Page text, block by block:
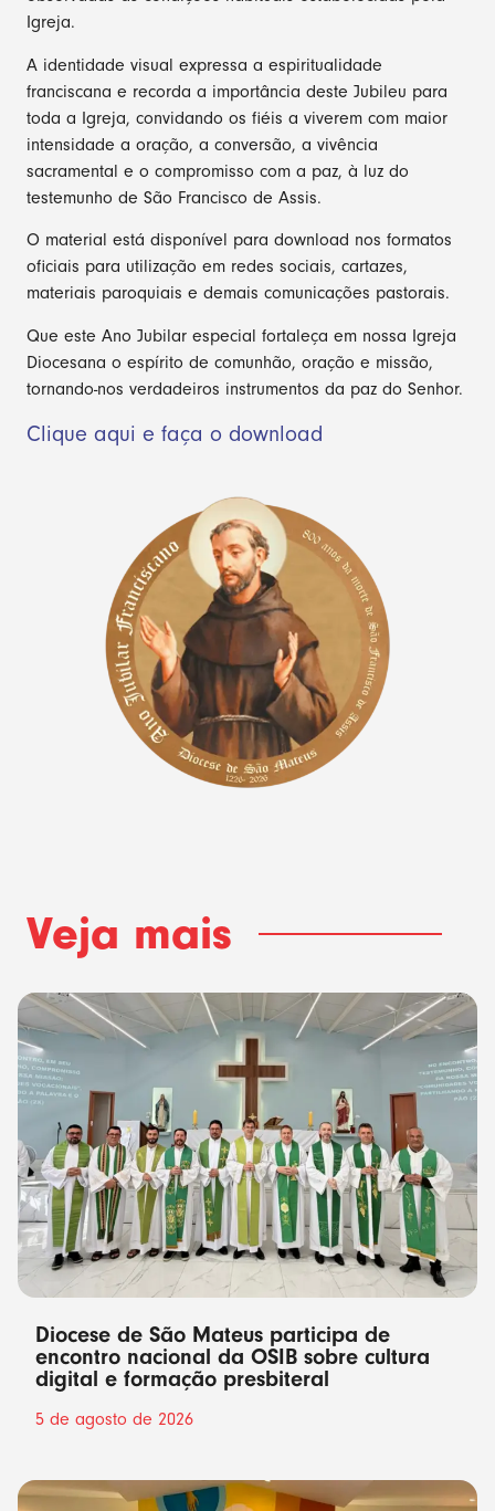
Igreja.
A identidade visual expressa a espiritualidade
franciscana e recorda a importância deste Jubileu para
toda a Igreja, convidando os fiéis a viverem com maior
intensidade a oração, a conversão, a vivência
sacramental e o compromisso com a paz, à luz do
testemunho de São Francisco de Assis.
O material está disponível para download nos formatos
oficiais para utilização em redes sociais, cartazes,
materiais paroquiais e demais comunicações pastorais.
Que este Ano Jubilar especial fortaleça em nossa Igreja
Diocesana o espírito de comunhão, oração e missão,
tornando-nos verdadeiros instrumentos da paz do Senhor.
Clique aqui e faça o download
Veja mais
Diocese de São Mateus participa de
encontro nacional da OSIB sobre cultura
digital e formação presbiteral
5 de agosto de 2026